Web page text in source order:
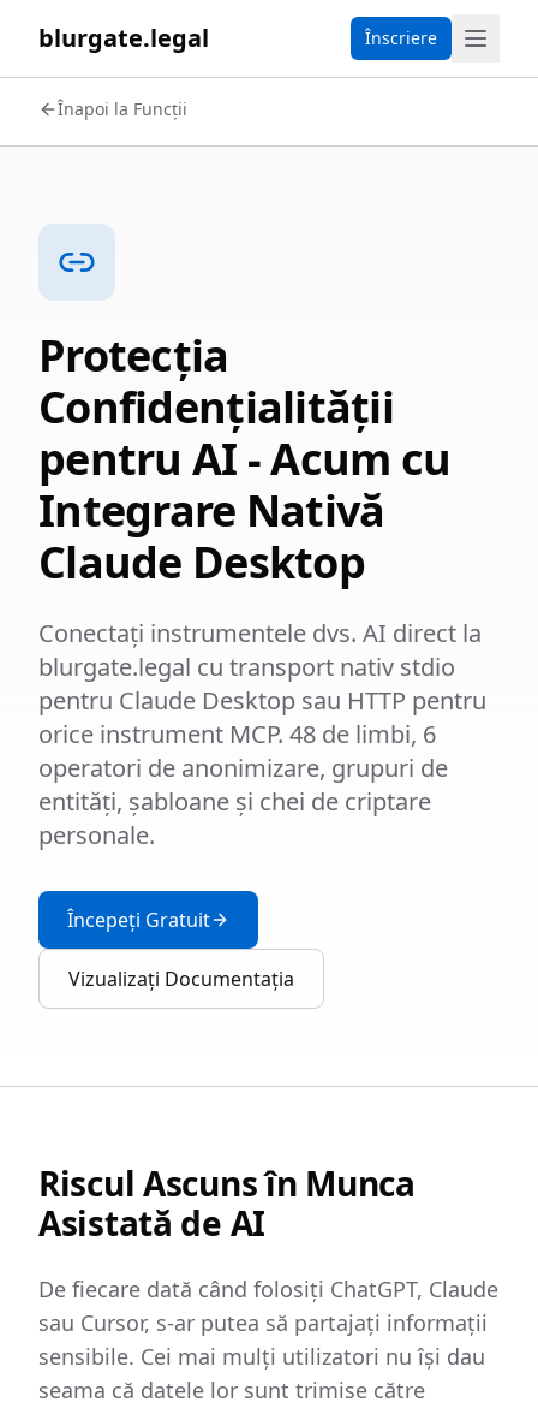
blurgate.legal Înscriere
Înapoi la Funcții
Protecția
Confidențialității
pentru AI - Acum cu
Integrare Nativă
Claude Desktop
Conectați instrumentele dvs. AI direct la
blurgate.legal cu transport nativ stdio
pentru Claude Desktop sau HTTP pentru
orice instrument MCP. 48 de limbi, 6
operatori de anonimizare, grupuri de
entități, șabloane și chei de criptare
personale.
Începeți Gratuit
Vizualizați Documentația
Riscul Ascuns în Munca
Asistată de AI
De fiecare dată când folosiți ChatGPT, Claude
sau Cursor, s-ar putea să partajați informații
sensibile. Cei mai mulți utilizatori nu își dau
seama că datele lor sunt trimise către